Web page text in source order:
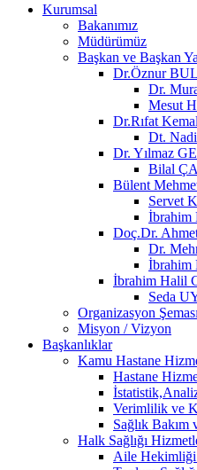
Kurumsal
Bakanımız
Müdürümüz
Başkan ve Başkan
Dr.Öznur
Dr.
Mesut
Dr.Rıfat
Dt.
Dr. Yılmaz
Bilal
Bülent
Servet
Doç.Dr.
Dr.
İbrahim
İbrahim Halil
Seda
Organizasyon Şeması
Misyon / Vizyon
Başkanlıklar
Kamu Hastane
Hastane
Verimlilik ve
Sağlık
Halk Sağlığı
Aile